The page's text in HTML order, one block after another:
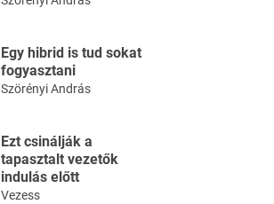
Egy hibrid is tud sokat
fogyasztani
Szörényi András
Ezt csinálják a
tapasztalt vezetők
indulás előtt
Vezess